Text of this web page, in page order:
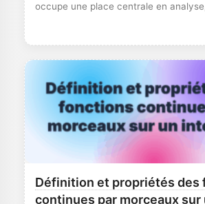
occupe une place centrale en
Définition et propriétés des
continues par morceaux sur